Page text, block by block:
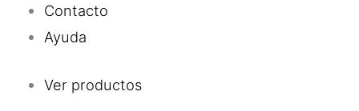
Contacto
Ayuda
Ver productos